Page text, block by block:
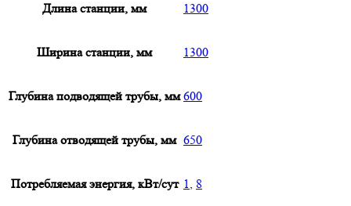
Длина станции, мм 1300
Ширина станции, мм 1300
Глубина подводящей трубы, мм 600
Глубина отводящей трубы, мм 650
Потребляемая энергия, кВт/сут 1, 8